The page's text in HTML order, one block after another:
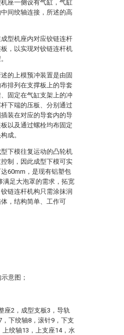
座一侧设有气缸，气缸
间绞轴连接，所述的高
型机座内对应铰链连杆
，以实现对铰链连杆机
的上模预冲装置是由固
排列在支撑板上的导套
固定在气缸支架上的冲
下端的压板、分别通过
装在对应的导套内的导
以及通过螺栓均布固定
成。
下模往复运动的凸轮机
制，因此成型下模可实
60mm，是现有铝塑包
满足大泡罩的需求，拓宽
链连杆机构只需涂抹润
，结构简单、工作可
意图；
座2，成型支板3，导轨
下绞轴8，滚针9，下支
绞轴13，上支座14，水